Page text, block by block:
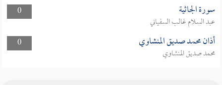
0
سورة الجاثية
عبد السلام غالب السفياني
0
أذان محمد صديق المنشاوي
محمد صديق المنشاوي